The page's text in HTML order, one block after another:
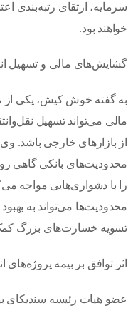
سرمایه، ارتقای رتبه‌بندی
خواهند بود.
گشایش‌های مالی و تسهیل
به گفته خوش کیش، یکی از
مالی می‌تواند تسهیل
از بازارهای خارجی باشد.
محدودیت‌های بانکی گاهی
را با دشواری‌هایی مواجه
محدودیت‌ها می‌تواند به
تسویه خسارت‌های بزرگ
اثر توافق بر بیمه
عضو هیات رئیسه سندیکای